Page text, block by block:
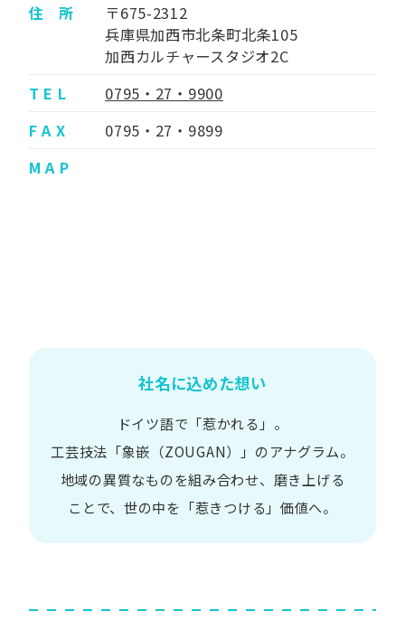
住 所
〒675-2312
兵庫県加西市北条町北条105
加西カルチャースタジオ2C
T E L
0795・27・9900
F A X
0795・27・9899
M A P
社名に込めた想い
ドイツ語で​「惹かれる」。
工芸技法​「象嵌​（ZOUGAN）」の​アナグラム。
地域の​異質な​ものを​組み合わせ、 磨き上げる​
ことで、 世の​中を​「惹きつける」価値へ。​